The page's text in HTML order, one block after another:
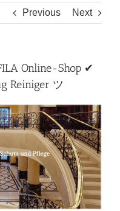
Previous Next
Online-Shop ✔
Reiniger ツ